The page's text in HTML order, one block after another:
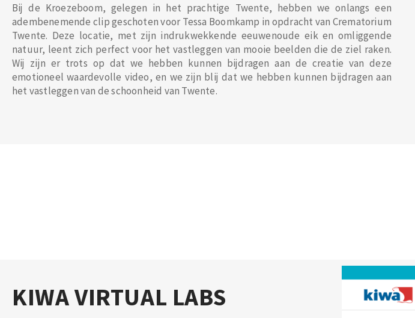
Bij de Kroezeboom, gelegen in het prachtige Twente, hebben we onlangs een
adembenemende clip geschoten voor Tessa Boomkamp in opdracht van Crematorium
Twente. Deze locatie, met zijn indrukwekkende eeuwenoude eik en omliggende
natuur, leent zich perfect voor het vastleggen van mooie beelden die de ziel raken.
Wij zijn er trots op dat we hebben kunnen bijdragen aan de creatie van deze
emotioneel waardevolle video, en we zijn blij dat we hebben kunnen bijdragen aan
het vastleggen van de schoonheid van Twente.
KIWA VIRTUAL LABS